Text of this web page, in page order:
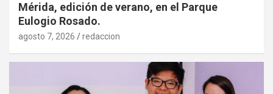
Mérida, edición de verano, en el Parque
Eulogio Rosado.
agosto 7, 2026 redaccion